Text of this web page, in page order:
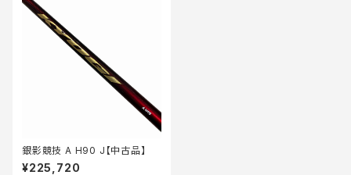
銀影競技 A H90 J【中古品】
¥225,720